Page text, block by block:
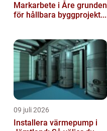
Markarbete i Åre grunden
för hållbara byggprojekt...
09 juli 2026
Installera värmepump i